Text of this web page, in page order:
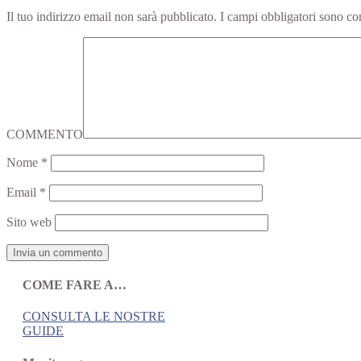
Il tuo indirizzo email non sarà pubblicato. I campi obbligatori sono
COMMENTO
Nome *
Email *
Sito web
COME FARE A…
CONSULTA LE NOSTRE
GUIDE